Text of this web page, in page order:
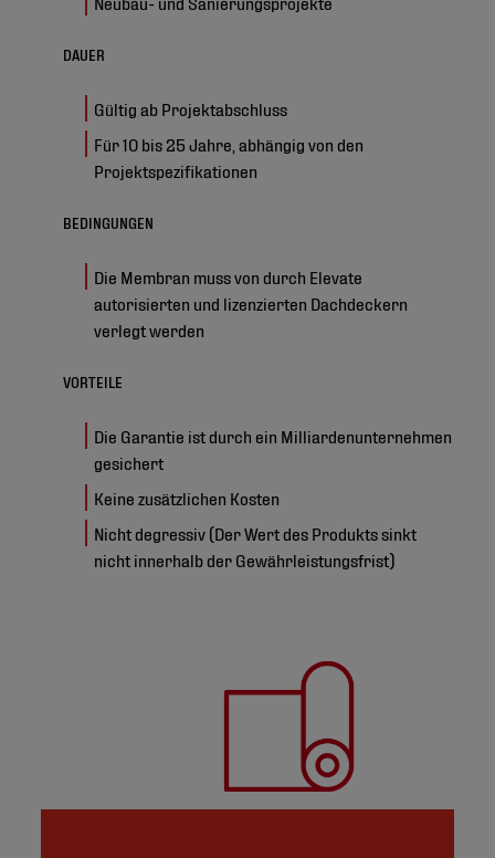
DAUER
Gültig ab Projektabschluss
Für 10 bis 25 Jahre, abhängig von den
Projektspezifikationen
BEDINGUNGEN
Die Membran muss von durch Elevate
autorisierten und lizenzierten Dachdeckern
verlegt werden
VORTEILE
Die Garantie ist durch ein Milliardenunternehmen
gesichert
Keine zusätzlichen Kosten
Nicht degressiv (Der Wert des Produkts sinkt
nicht innerhalb der Gewährleistungsfrist)